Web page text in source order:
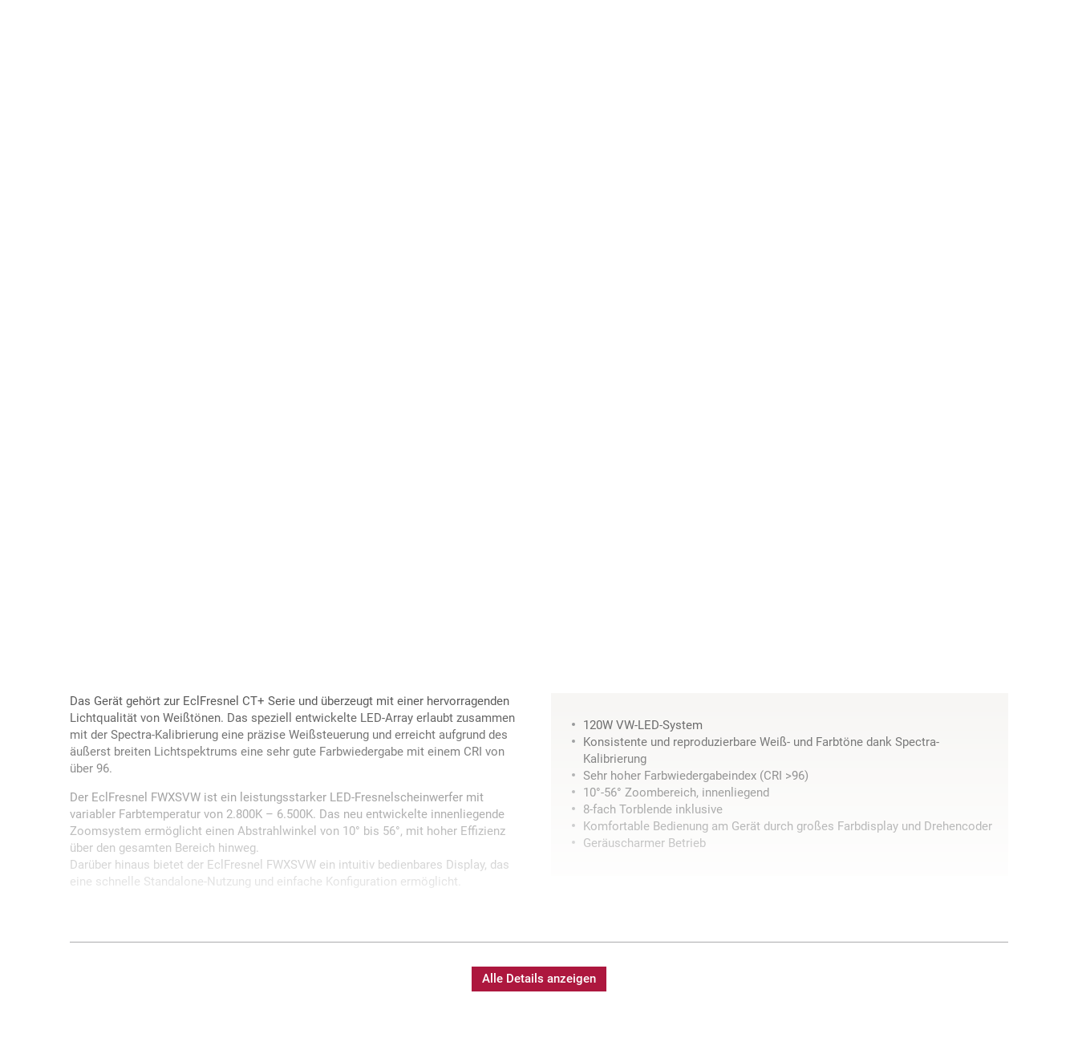
Das Gerät gehört zur EclFresnel CT+ Serie und überzeugt mit einer hervorragenden
Lichtqualität von Weißtönen. Das speziell entwickelte LED-Array erlaubt zusammen
mit der Spectra-Kalibrierung eine präzise Weißsteuerung und erreicht aufgrund des
äußerst breiten Lichtspektrums eine sehr gute Farbwiedergabe mit einem CRI von
über 96.
Der EclFresnel FWXSVW ist ein leistungsstarker LED-Fresnelscheinwerfer mit
variabler Farbtemperatur von 2.800K – 6.500K. Das neu entwickelte innenliegende
Zoomsystem ermöglicht einen Abstrahlwinkel von 10° bis 56°, mit hoher Effizienz
über den gesamten Bereich hinweg.
Darüber hinaus bietet der EclFresnel FWXSVW ein intuitiv bedienbares Display, das
eine schnelle Standalone-Nutzung und einfache Konfiguration ermöglicht.
120W VW-LED-System
Konsistente und reproduzierbare Weiß- und Farbtöne dank Spectra-
Kalibrierung
Sehr hoher Farbwiedergabeindex (CRI >96)
10°-56° Zoombereich, innenliegend
8-fach Torblende inklusive
Komfortable Bedienung am Gerät durch großes Farbdisplay und Drehencoder
Geräuscharmer Betrieb
Alle Details anzeigen